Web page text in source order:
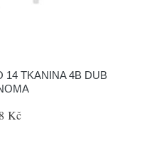
14 TKANINA 4B DUB
Kč